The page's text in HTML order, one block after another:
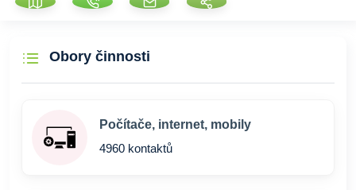
Obory činnosti
Počítače, internet, mobily
4960 kontaktů